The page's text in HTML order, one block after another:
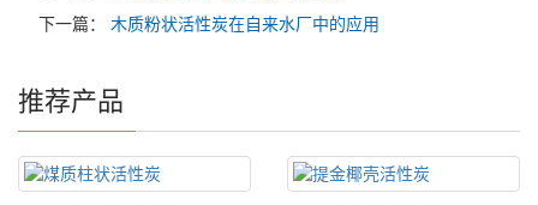
下一篇：
木质粉状活性炭在自来水厂中的应用
推荐产品